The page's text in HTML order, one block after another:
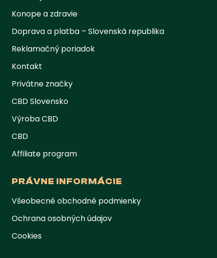
Konope a zdravie
Doprava a platba – Slovenská republika
Reklamačný poriadok
Kontakt
Privátne značky
CBD Slovensko
Výroba CBD
CBD
Affiliate program
PRÁVNE INFORMÁCIE
Všeobecné obchodné podmienky
Ochrana osobných údajov
Cookies